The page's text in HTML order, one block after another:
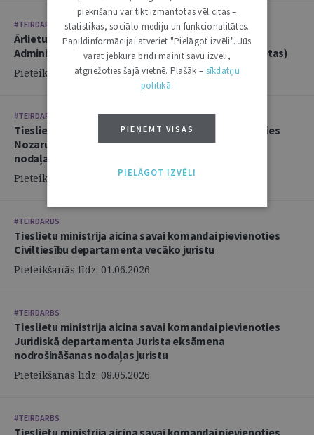
#TEIRDARBS
Ārlietu ministrija aicina savā komandā pievienoties
Administratīvi tiesiskās nodaļas juristu (2 amata vietas)
Pieteikšanās līdz: 14.06.2026.
#TEIRDARBS
Tieslietu ministrija aicina savai komandai pievienoties
Nozaru politikas departamenta Politikas izstrādes
nodaļas juristu
Pieteikšanās līdz: 02.06.2026.
#TEIRDARBS
Tieslietu ministrija aicina savai komandai pievienoties
Civiltiesību departamenta vecāko juristu
Pieteikšanās līdz: 01.06.2026.
#TEIRDARBS
Tieslietu ministrija aicina savai komandai pievienoties
Juridiskā departamenta Jurista eksāmena
nodrošināšanas nodaļas juristu
Pieteikšanās līdz: 08.05.2026.
#TEIRDARBS
Tieslietu ministrija aicina savai komandai pievienoties
piekrišanu var tikt izmantotas vēl citas –
statistikas, sociālo mediju un funkcionalitātes.
Papildinformācijai atveriet "Pielāgot izvēli". Jūs
varat jebkurā brīdī mainīt savu izvēli,
atgriežoties šajā vietnē. Plašāk – sīkdatņu
politikā.
PIEŅEMT VISAS
PIELĀGOT IZVĒLI